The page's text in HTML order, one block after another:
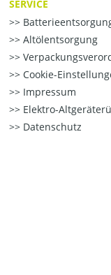
SERVICE
Altölentsorgung
Cookie-
Impressum
Elektro-
Datenschutz